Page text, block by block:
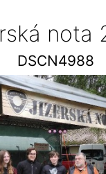
nota
DSCN4988